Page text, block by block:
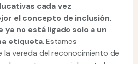
cada vez
el concepto de inclusión,
no está ligado solo a un
etiqueta. Estamos
vereda del reconocimiento de